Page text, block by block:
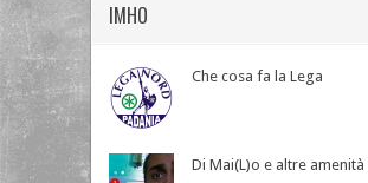
IMHO
Che cosa fa la Lega
Di Mai(L)o e altre amenità